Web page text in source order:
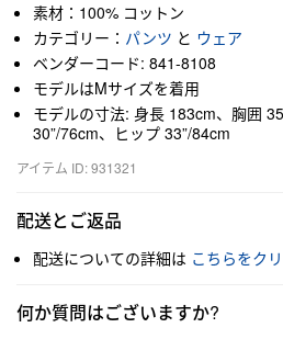
素材：100% コットン
カテゴリー： パンツ と ウェア
ベンダーコード: 841-8108
モデルはMサイズを着用
モデルの寸法: 身長 183cm、胸囲
30”/76cm、ヒップ 33”/84cm
アイテム ID: 931321
配送とご返品
配送についての詳細は こちらをク
何か質問はございますか?